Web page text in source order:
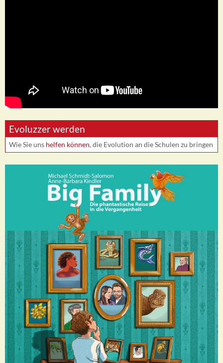
Evoluzzer werden
Wie Sie uns helfen können, die Evolution an die Schulen zu bringen